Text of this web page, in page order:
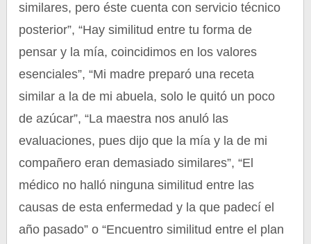
similares, pero éste cuenta con servicio técnico
posterior”, “Hay similitud entre tu forma de
pensar y la mía, coincidimos en los valores
esenciales”, “Mi madre preparó una receta
similar a la de mi abuela, solo le quitó un poco
de azúcar”, “La maestra nos anuló las
evaluaciones, pues dijo que la mía y la de mi
compañero eran demasiado similares”, “El
médico no halló ninguna similitud entre las
causas de esta enfermedad y la que padecí el
año pasado” o “Encuentro similitud entre el plan